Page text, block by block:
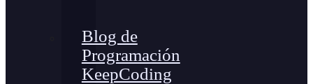
Blog de
Programación
KeepCoding